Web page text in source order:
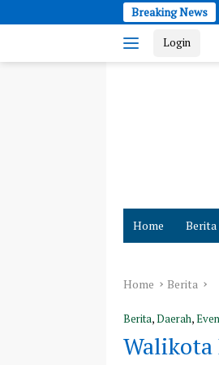
to
Breaking News
Login
Home Berita
Home Berita
Berita,Daerah,
Walikota